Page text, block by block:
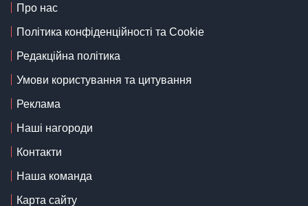
Про нас
Політика конфіденційності та Cookie
Редакційна політика
Умови користування та цитування
Реклама
Наші нагороди
Контакти
Наша команда
Карта сайту